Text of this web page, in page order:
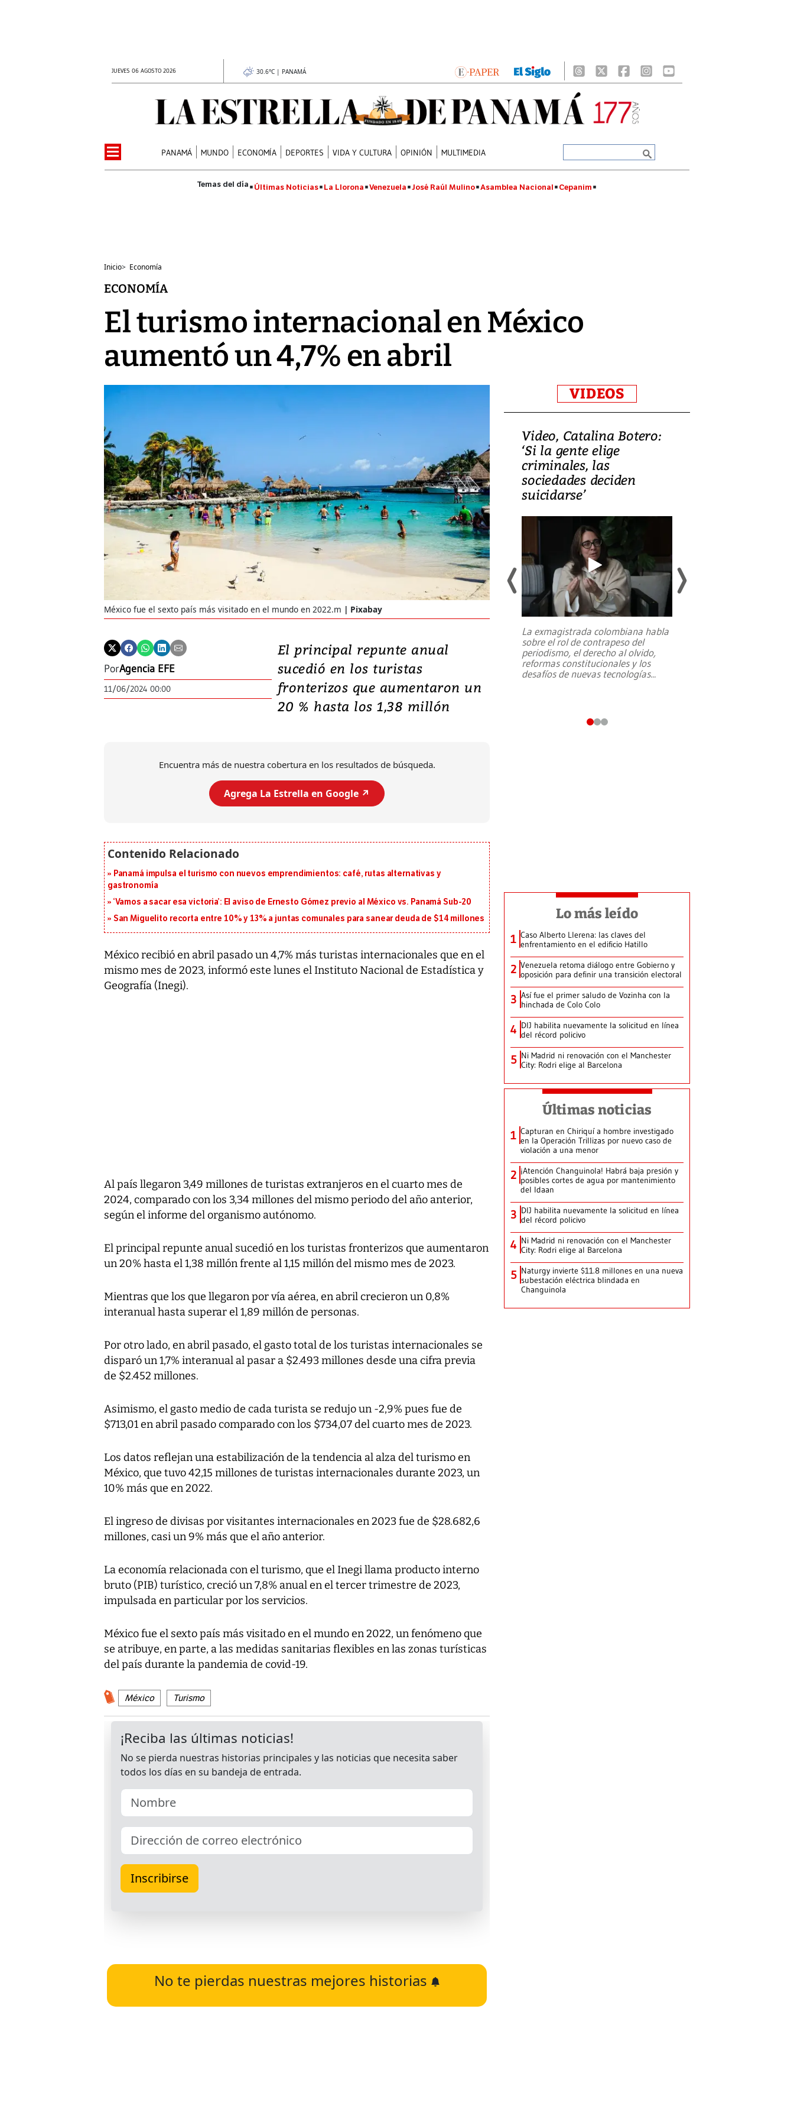
JUEVES 06 AGOSTO 2026 30.6°C | PANAMÁ
PANAMÁ MUNDO ECONOMÍA DEPORTES VIDA Y CULTURA OPINIÓN MULTIMEDIA
Últimas Noticias La Llorona Venezuela José Raúl Mulino Asamblea Nacional Cepanim
Inicio> Economía
ECONOMÍA
El turismo internacional en México
aumentó un 4,7% en abril
México fue el sexto país más visitado en el mundo en 2022.m Pixabay
PorAgencia EFE
11/06/2024 00:00
El principal repunte anual
sucedió en los turistas
fronterizos que aumentaron un
20 % hasta los 1,38 millón
Encuentra más de nuestra cobertura en los resultados de búsqueda.
Agrega La Estrella en Google ↗️
Panamá impulsa el turismo con nuevos emprendimientos: café, rutas alternativas y
gastronomía
‘Vamos a sacar esa victoria’: El aviso de Ernesto Gómez previo al México vs. Panamá Sub-20
San Miguelito recorta entre 10% y 13% a juntas comunales para sanear deuda de $14 millones
México recibió en abril pasado un 4,7% más turistas internacionales que en el
mismo mes de 2023, informó este lunes el Instituto Nacional de Estadística y
Geografía (Inegi).
Al país llegaron 3,49 millones de turistas extranjeros en el cuarto mes de
2024, comparado con los 3,34 millones del mismo periodo del año anterior,
según el informe del organismo autónomo.
El principal repunte anual sucedió en los turistas fronterizos que aumentaron
un 20% hasta el 1,38 millón frente al 1,15 millón del mismo mes de 2023.
Mientras que los que llegaron por vía aérea, en abril crecieron un 0,8%
interanual hasta superar el 1,89 millón de personas.
Por otro lado, en abril pasado, el gasto total de los turistas internacionales se
disparó un 1,7% interanual al pasar a $2.493 millones desde una cifra previa
de $2.452 millones.
Asimismo, el gasto medio de cada turista se redujo un -2,9% pues fue de
$713,01 en abril pasado comparado con los $734,07 del cuarto mes de 2023.
Los datos reflejan una estabilización de la tendencia al alza del turismo en
México, que tuvo 42,15 millones de turistas internacionales durante 2023, un
10% más que en 2022.
El ingreso de divisas por visitantes internacionales en 2023 fue de $28.682,6
millones, casi un 9% más que el año anterior.
La economía relacionada con el turismo, que el Inegi llama producto interno
bruto (PIB) turístico, creció un 7,8% anual en el tercer trimestre de 2023,
impulsada en particular por los servicios.
México fue el sexto país más visitado en el mundo en 2022, un fenómeno que
se atribuye, en parte, a las medidas sanitarias flexibles en las zonas turísticas
del país durante la pandemia de covid-19.
México Turismo
No te pierdas nuestras mejores historias
VIDEOS
Video, Japón: Terremoto
deja heridos y graves
daños en Kumamoto
Un fuerte terremoto de magnitud
7,1 se registró este martes 28 de
julio en la prefectura de Kumamoto,
emergencia de gran
Video, Catalina Botero:
‘Si la gente elige
criminales, las
sociedades deciden
suicidarse’
La exmagistrada colombiana habla
sobre el rol de contrapeso del
periodismo, el derecho al olvido,
reformas constitucionales y los
desafíos de nuevas tecnologías...
Lo más leído
1 Caso Alberto Llerena: las claves del
enfrentamiento en el edificio Hatillo
2 Venezuela retoma diálogo entre Gobierno y
oposición para definir una transición electoral
3 Así fue el primer saludo de Vozinha con la
hinchada de Colo Colo
4 DIJ habilita nuevamente la solicitud en línea
del récord policivo
5 Ni Madrid ni renovación con el Manchester
City: Rodri elige al Barcelona
Últimas noticias
1 Capturan en Chiriquí a hombre investigado
en la Operación Trillizas por nuevo caso de
violación a una menor
2 ¡Atención Changuinola! Habrá baja presión y
posibles cortes de agua por mantenimiento
del Idaan
3 DIJ habilita nuevamente la solicitud en línea
del récord policivo
4 Ni Madrid ni renovación con el Manchester
City: Rodri elige al Barcelona
5 Naturgy invierte $11.8 millones en una nueva
subestación eléctrica blindada en
Changuinola